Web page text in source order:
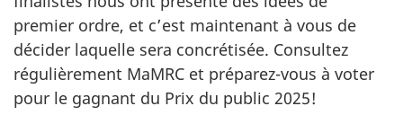
premier ordre, et c’est maintenant à vous de
décider laquelle sera concrétisée. Consultez
régulièrement MaMRC et préparez-vous à voter
pour le gagnant du Prix du public 2025!